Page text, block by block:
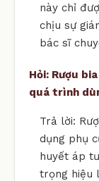
này chỉ
chịu sự
bác sĩ
Hỏi: Rượu
quá trình
Trả lời:
dụng phụ
huyết áp
trọng hiệu